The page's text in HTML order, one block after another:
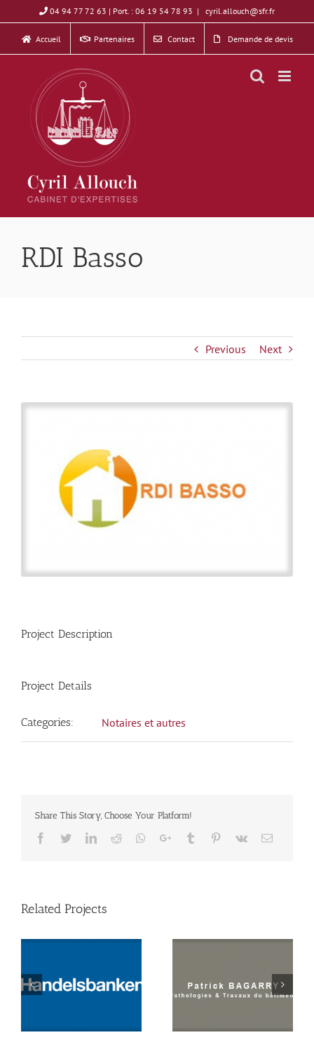
to
content
04 94 77 72 63 | Port. : 06 19 54 78 93 | cyril.allouch@sfr.fr
Accueil Partenaires Contact Demande de devis
RDI Basso
Previous Next
View
Project Description
Project Details
Categories: Notaires et autres
Share This Story, Choose Your Platform!
Facebook
TwitterLinkedIn
Reddit Whatsapp
Google+Tumblr Pinterest
Vk Email
Related Projects